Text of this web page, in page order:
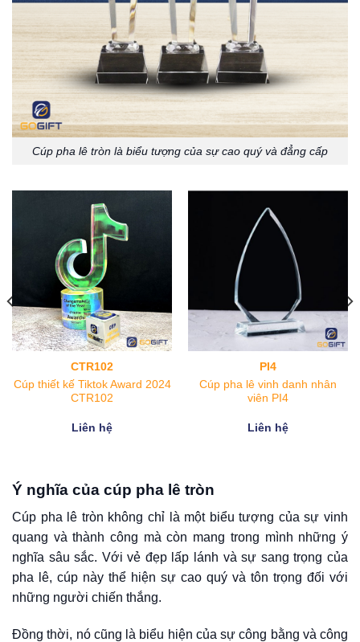
Cúp pha lê tròn là biểu tượng của sự cao quý và đẳng cấp
PLM18
Cúp pha lê vinh danh hình tròn
gắn ngôi sao PLM18
Liên hệ
Cúp phale thân nhập cao cấp
03
Ý nghĩa của cúp pha lê tròn
Cúp pha lê tròn không chỉ là một biểu tượng của sự vinh
quang và thành công mà còn mang trong mình những ý
nghĩa sâu sắc. Với vẻ đẹp lấp lánh và sự sang trọng của
pha lê, cúp này thể hiện sự cao quý và tôn trọng đối với
những người chiến thắng.
Đồng thời, nó cũng là biểu hiện của sự công bằng và công